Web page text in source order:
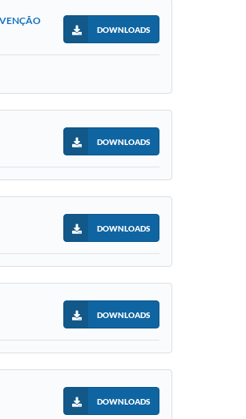
DOWNLOADS
DOWNLOADS
DOWNLOADS
DOWNLOADS
DOWNLOADS